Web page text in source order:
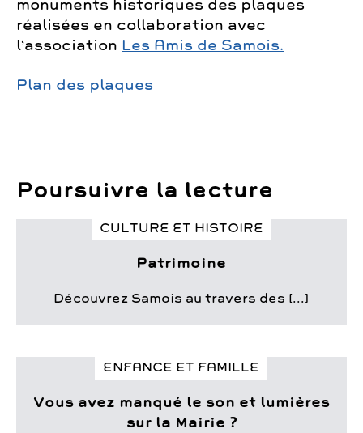
monuments historiques des plaques
réalisées en collaboration avec
l’association Les Amis de Samois.
Plan des plaques
Poursuivre la lecture
CULTURE ET HISTOIRE
Patrimoine
Découvrez Samois au travers des [...]
ENFANCE ET FAMILLE
Vous avez manqué le son et lumières
sur la Mairie ?